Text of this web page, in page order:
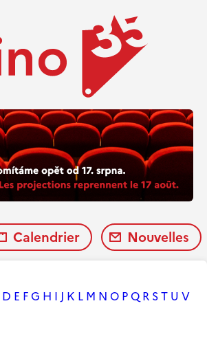
Calendrier Nouvelles
D E FG H I J K L M N O PQ R ST U V